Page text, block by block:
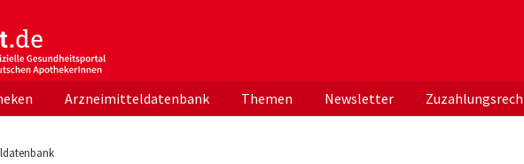
Gesundheitsportal der deutschen ApothekerInnen
Arzneimitteldatenbank Themen Newsletter